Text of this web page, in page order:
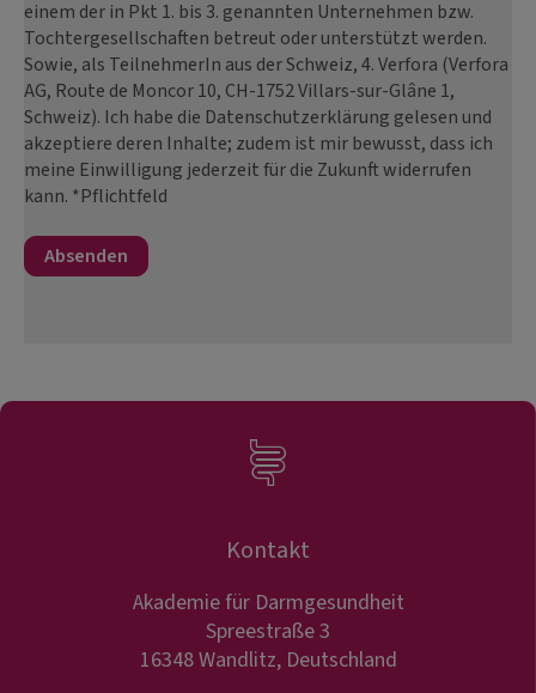
einem der in Pkt 1. bis 3. genannten Unternehmen bzw.
Tochtergesellschaften betreut oder unterstützt werden.
Sowie, als TeilnehmerIn aus der Schweiz, 4. Verfora (Verfora
AG, Route de Moncor 10, CH-1752 Villars-sur-Glâne 1,
Schweiz). Ich habe die Datenschutzerklärung gelesen und
akzeptiere deren Inhalte; zudem ist mir bewusst, dass ich
meine Einwilligung jederzeit für die Zukunft widerrufen
kann. *Pflichtfeld
Kontakt
Akademie für Darmgesundheit
Spreestraße 3
16348 Wandlitz, Deutschland